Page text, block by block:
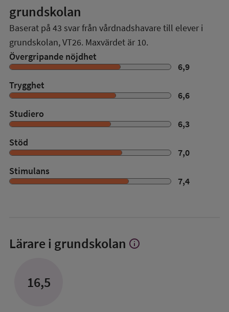
grundskolan
Baserat på 43 svar från vårdnadshavare till elever i
grundskolan,VT26. Maxvärdet är 10.
Övergripande nöjdhet
6,9
Trygghet
6,6
Studiero
6,3
Stöd
7,0
Stimulans
7,4
Lärare i grundskolan Visa
info
16,5